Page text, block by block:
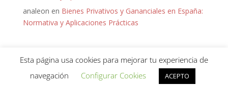
analeon en Bienes Privativos y Gananciales en España:
Normativa y Aplicaciones Prácticas
Esta página usa cookies para mejorar tu experiencia de
navegación
Configurar Cookies ACEPTO